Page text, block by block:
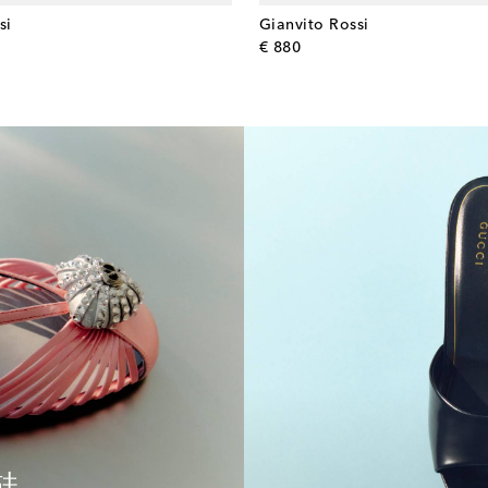
Gianvito Rossi
€ 880original price